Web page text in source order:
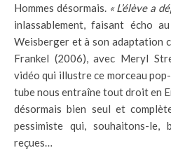
Hommes désormais. « L’élève a
inlassablement, faisant écho
Weisberger et à son adaptation
Frankel (2006), avec Meryl
vidéo qui illustre ce morceau
tube nous entraîne tout droit en
désormais bien seul et
pessimiste qui, souhaitons-le,
reçues…